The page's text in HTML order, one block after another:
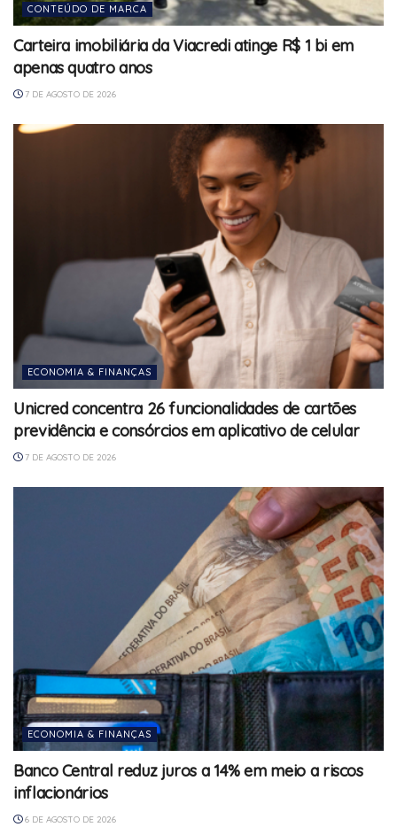
CONTEÚDO DE MARCA
Carteira imobiliária da Viacredi atinge R$ 1 bi em
apenas quatro anos
7 DE AGOSTO DE 2026
ECONOMIA & FINANÇAS
Unicred concentra 26 funcionalidades de cartões
previdência e consórcios em aplicativo de celular
7 DE AGOSTO DE 2026
ECONOMIA & FINANÇAS
Banco Central reduz juros a 14% em meio a riscos
inflacionários
6 DE AGOSTO DE 2026